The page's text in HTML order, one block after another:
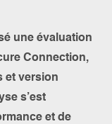
une évaluation
Connection,
et version
s’est
et de